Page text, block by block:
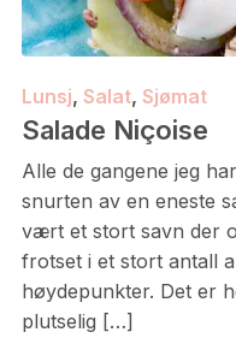
Lunsj, Salat, Sjømat
Salade Niçoise
Alle de gangene jeg
snurten av en eneste
vært et stort savn der
frotset i et stort antall
høydepunkter. Det er
plutselig […]